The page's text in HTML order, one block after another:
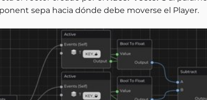
sepa hacia dónde debe moverse el Player.